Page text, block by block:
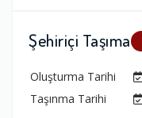
Şehiriçi Taşıma
Oluşturma Tarihi
Taşınma Tarihi